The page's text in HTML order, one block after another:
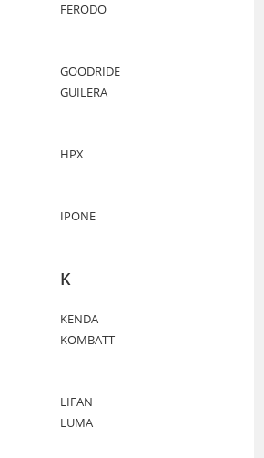
FERODO
GOODRIDE
GUILERA
HPX
IPONE
K
KENDA
KOMBATT
LIFAN
LUMA